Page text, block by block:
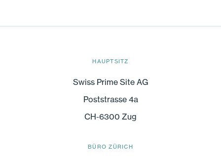
HAUPTSITZ
Swiss Prime Site AG
Poststrasse 4a
CH-6300 Zug
BÜRO ZÜRICH